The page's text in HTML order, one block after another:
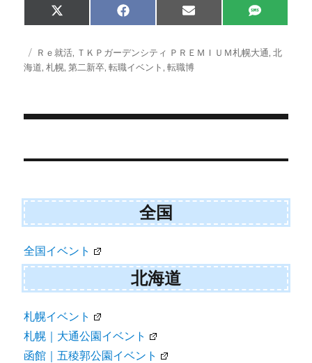
Share
on
X
(
w
i
t
)
Share
on
F
a
e
b
o
Share
on
E
m
i
Share
on
S
M
投
稿
タ
グ
Ｒｅ就活, ＴＫＰガーデンシティ ＰＲＥＭＩＵＭ札幌大通,北
海道,札幌,第二新卒,転職イベント,転職博
稿
ナ
ビ
ゲ
ー
シ
ョ
ン
全国
全国イベント
北海道
札幌イベント
札幌｜大通公園イベント
函館｜五稜郭公園イベント